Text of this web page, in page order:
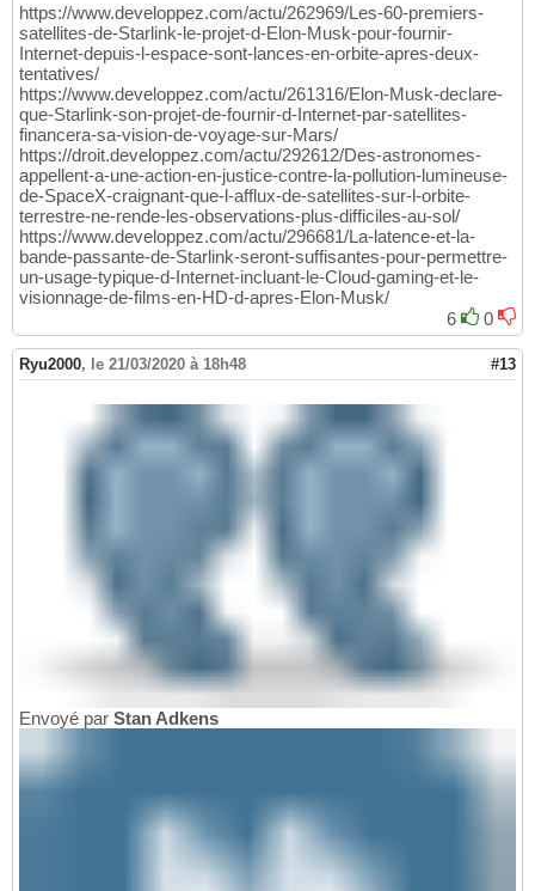
https://www.developpez.com/actu/262969/Les-60-premiers-
satellites-de-Starlink-le-projet-d-Elon-Musk-pour-fournir-
Internet-depuis-l-espace-sont-lances-en-orbite-apres-deux-
tentatives/
https://www.developpez.com/actu/261316/Elon-Musk-declare-
que-Starlink-son-projet-de-fournir-d-Internet-par-satellites-
financera-sa-vision-de-voyage-sur-Mars/
https://droit.developpez.com/actu/292612/Des-astronomes-
appellent-a-une-action-en-justice-contre-la-pollution-lumineuse-
de-SpaceX-craignant-que-l-afflux-de-satellites-sur-l-orbite-
terrestre-ne-rende-les-observations-plus-difficiles-au-sol/
https://www.developpez.com/actu/296681/La-latence-et-la-
bande-passante-de-Starlink-seront-suffisantes-pour-permettre-
un-usage-typique-d-Internet-incluant-le-Cloud-gaming-et-le-
visionnage-de-films-en-HD-d-apres-Elon-Musk/
6
0
Ryu2000, le 21/03/2020 à 18h48 #13
Envoyé par Stan Adkens